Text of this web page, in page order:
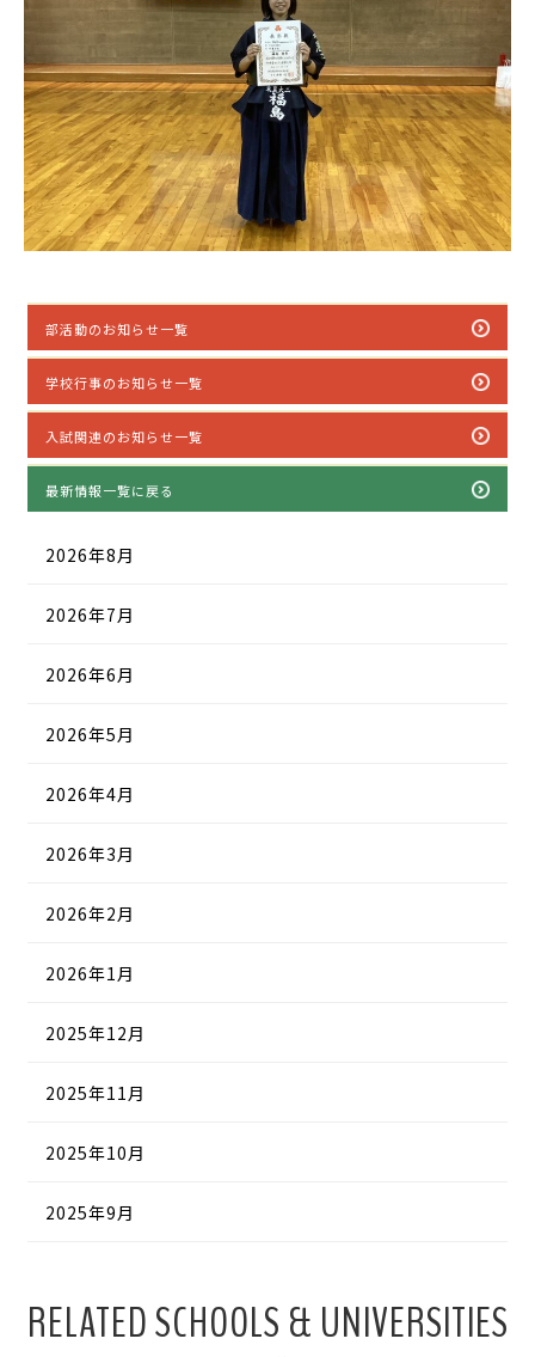
部活動のお知らせ一覧
学校行事のお知らせ一覧
入試関連のお知らせ一覧
最新情報一覧に戻る
2026年8月
2026年7月
2026年6月
2026年5月
2026年4月
2026年3月
2026年2月
2026年1月
2025年12月
2025年11月
2025年10月
2025年9月
RELATED SCHOOLS & UNIVERSITIES